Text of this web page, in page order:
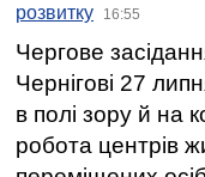
розвитку
16:55
Чергове
Чернігові 27
в полі зору й на
робота центрів